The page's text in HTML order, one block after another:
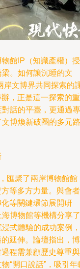
館IP（知識產權）授
。如何讓沉睡的文
岸文博界共同探索的
，正是這一探索的重
話的平臺，更通過專
博煥新破圈的多元路
匯聚了兩岸博物館館
等多方力量。與會者
等關鍵環節展開研
博物館等機構分享了
式體驗的成功案例，
延伸。論壇指出，博
程需兼顧歷史尊重與
“開口說話”，吸引年